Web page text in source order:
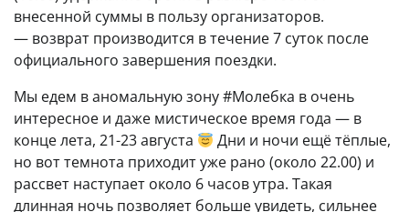
внесенной суммы в пользу организаторов.
— возврат производится в течение 7 суток после
официального завершения поездки.
Мы едем в аномальную зону #Молебка в очень
интересное и даже мистическое время года — в
конце лета, 21-23 августа
Дни и ночи ещё тёплые,
но вот темнота приходит уже рано (около 22.00) и
рассвет наступает около 6 часов утра. Такая
длинная ночь позволяет больше увидеть, сильнее